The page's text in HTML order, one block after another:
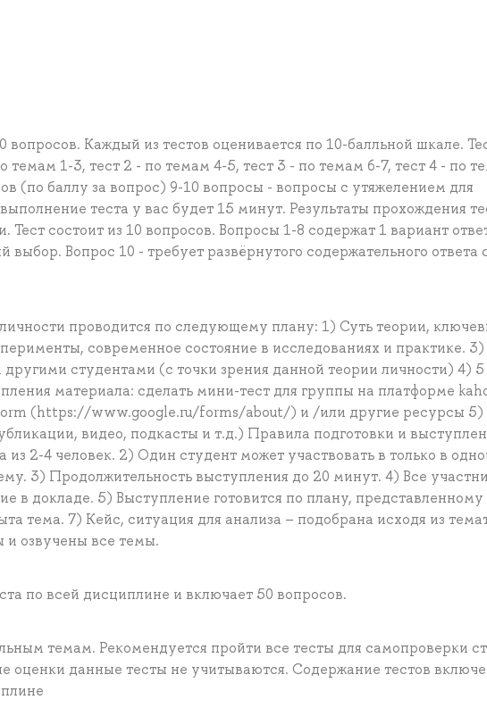
Каждый из тестов оценивается по 10-балльной шкале.
темам 1-3, тест 2 - по темам 4-5, тест 3 - по темам 6-7, тест 4 - по
(по баллу за вопрос) 9-10 вопросы - вопросы с утяжелением для
теста у вас будет 15 минут. Результаты прохождения
Тест состоит из 10 вопросов. Вопросы 1-8 содержат 1 вариант
Вопрос 10 - требует развёрнутого содержательного ответа
проводится по следующему плану: 1) Суть теории,
современное состояние в исследованиях и практике. 3)
студентами (с точки зрения данной теории личности) 4) 5
материала: сделать мини-тест для группы на платформе
(https://www.google.ru/forms/about/) и /или другие ресурсы 5)
видео, подкасты и т.д.) Правила подготовки и
из 2-4 человек. 2) Один студент может участвовать в только в
3) Продолжительность выступления до 20 минут. 4) Все
в докладе. 5) Выступление готовится по плану,
тема. 7) Кейс, ситуация для анализа – подобрана исходя из
озвучены все темы.
по всей дисциплине и включает 50 вопросов.
темам. Рекомендуется пройти все тесты для самопроверки
оценки данные тесты не учитываются. Содержание тестов